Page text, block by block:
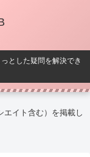
とした疑問を解決でき
エイト含む）を掲載し